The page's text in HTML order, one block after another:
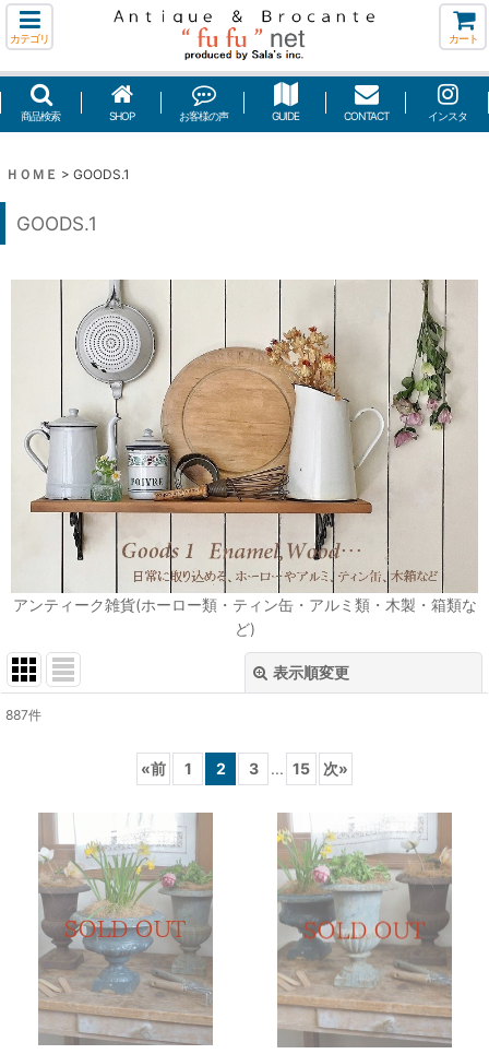
カテゴリ カート
商品検索 SHOP お客様の声 GUIDE CONTACT インスタ
ＨＯＭＥ > GOODS.1
GOODS.1
アンティーク雑貨(ホーロー類・ティン缶・アルミ類・木製・箱類な
ど)
表示順変更
887件
«前 1 2 3 ... 15 次»